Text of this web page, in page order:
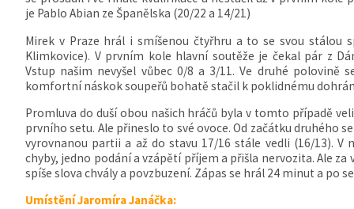
je Pablo Abian ze Španělska (20/22 a 14/21)
Mirek v Praze hrál i smíšenou čtyřhru a to se svou stálou
Klimkovice). V prvním kole hlavní soutěže je čekal pár z
Vstup našim nevyšel vůbec 0/8 a 3/11. Ve druhé polovině
komfortní náskok soupeřů bohatě stačil k poklidnému
Promluva do duší obou našich hráčů byla v tomto případě
prvního setu. Ale přineslo to své ovoce. Od začátku druhého
vyrovnanou partii a až do stavu 17/16 stále vedli (16/13). V
chyby, jedno podání a vzápětí příjem a přišla nervozita. Ale
spíše slova chvály a povzbuzení. Zápas se hrál 24 minut a po
Umístění Jaromíra Janáčka: